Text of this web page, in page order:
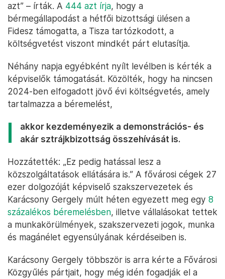
azt” – írták. A 444 azt írja, hogy a
bérmegállapodást a hétfői bizottsági ülésen a
Fidesz támogatta, a Tisza tartózkodott, a
költségvetést viszont mindkét párt elutasítja.
Néhány napja egyébként nyílt levélben is kérték a
képviselők támogatását. Közölték, hogy ha nincsen
2024-ben elfogadott jövő évi költségvetés, amely
tartalmazza a béremelést,
akkor kezdeményezik a demonstrációs- és
akár sztrájkbizottság összehívását is.
Hozzátették: „Ez pedig hatással lesz a
közszolgáltatások ellátására is.” A fővárosi cégek 27
ezer dolgozóját képviselő szakszervezetek és
Karácsony Gergely múlt héten egyezett meg egy 8
százalékos béremelésben, illetve vállalásokat tettek
a munkakörülmények, szakszervezeti jogok, munka
és magánélet egyensúlyának kérdéseiben is.
Karácsony Gergely többször is arra kérte a Fővárosi
Közgyűlés pártjait, hogy még idén fogadják el a